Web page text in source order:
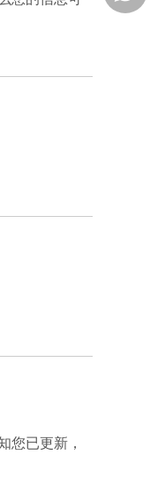
您已更新，